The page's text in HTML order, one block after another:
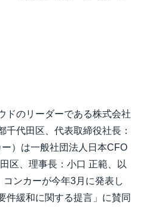
(Español)
(English)
のリーダーである株式会社
千代田区、代表取締役社長：
）は一般社団法人日本CFO
区、理事長：小口 正範、以
ンカーが今年3月に発表し
件緩和に関する提言」に賛同